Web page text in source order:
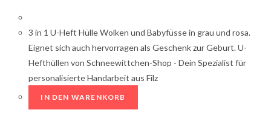
3 in 1 U-Heft Hülle Wolken und Babyfüsse in grau und rosa.
Eignet sich auch hervorragen als Geschenk zur Geburt. U-
Hefthüllen von Schneewittchen-Shop - Dein Spezialist für
personalisierte Handarbeit aus Filz
IN DEN WARENKORB